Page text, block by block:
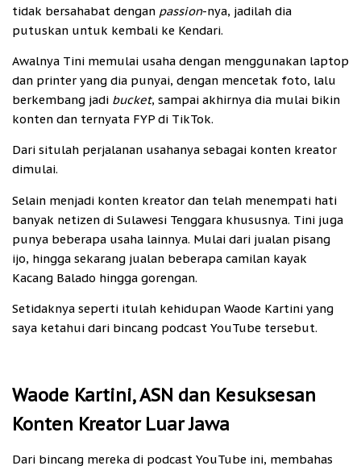
tidak bersahabat dengan passion-nya, jadilah dia
putuskan untuk kembali ke Kendari.
Awalnya Tini memulai usaha dengan menggunakan laptop
dan printer yang dia punyai, dengan mencetak foto, lalu
berkembang jadi bucket, sampai akhirnya dia mulai bikin
konten dan ternyata FYP di TikTok.
Dari situlah perjalanan usahanya sebagai konten kreator
dimulai.
Selain menjadi konten kreator dan telah menempati hati
banyak netizen di Sulawesi Tenggara khususnya. Tini juga
punya beberapa usaha lainnya. Mulai dari jualan pisang
ijo, hingga sekarang jualan beberapa camilan kayak
Kacang Balado hingga gorengan.
Setidaknya seperti itulah kehidupan Waode Kartini yang
saya ketahui dari bincang podcast YouTube tersebut.
Waode Kartini, ASN dan Kesuksesan
Konten Kreator Luar Jawa
Dari bincang mereka di podcast YouTube ini, membahas